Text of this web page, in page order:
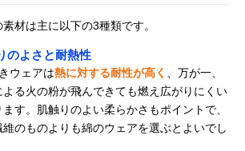
材は主に以下の3種類です。
のよさと耐熱性
ウェアは熱に対する耐性が高く
、万が一、
る火の粉が飛んできても燃え広がりにくい
す。肌触りのよい柔らかさもポイントで、
のものよりも綿のウェアを選ぶとよいでし